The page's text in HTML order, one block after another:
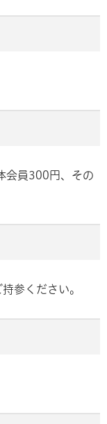
会員300円、その
参ください。